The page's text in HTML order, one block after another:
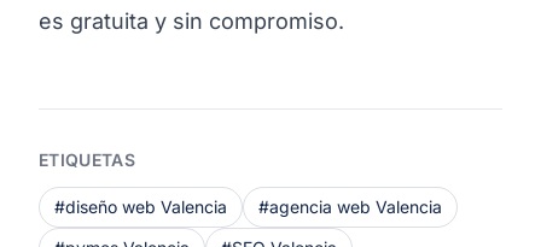
es gratuita y sin compromiso.
ETIQUETAS
#diseño web Valencia
#agencia web Valencia